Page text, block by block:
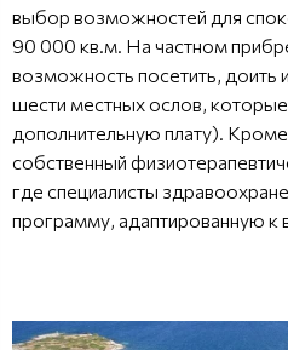
выбор возможностей для
90 000 кв.м. На частном
возможность посетить, доить
шести местных ослов,
дополнительную плату). Кроме
собственный
где специалисты
программу, адаптированную к